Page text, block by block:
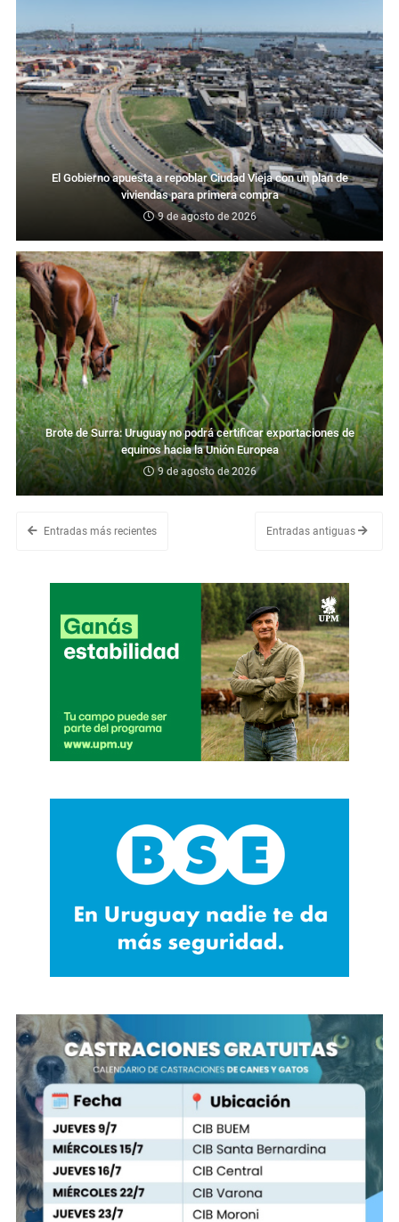
El Gobierno apuesta a repoblar Ciudad Vieja con un plan de
viviendas para primera compra
9 de agosto de 2026
Brote de Surra: Uruguay no podrá certificar exportaciones de
equinos hacia la Unión Europea
9 de agosto de 2026
Entradas más recientes Entradas antiguas